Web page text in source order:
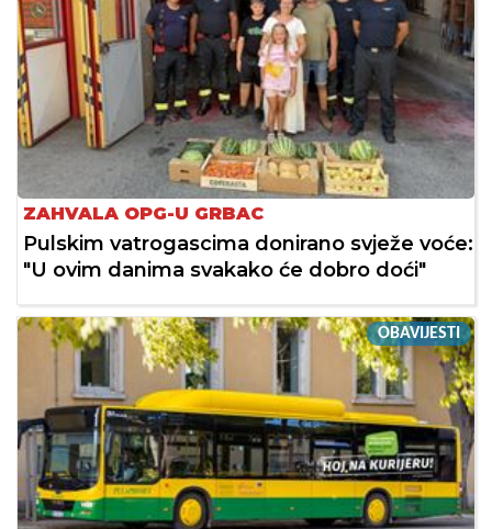
ZAHVALA OPG-U GRBAC
Pulskim vatrogascima donirano svježe voće:
"U ovim danima svakako će dobro doći"
OBAVIJESTI